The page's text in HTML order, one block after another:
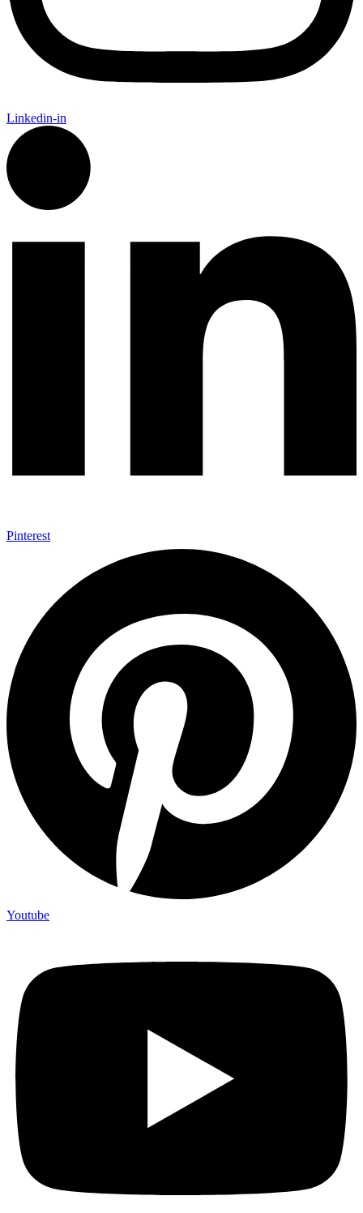
Linkedin-in
Pinterest
Youtube